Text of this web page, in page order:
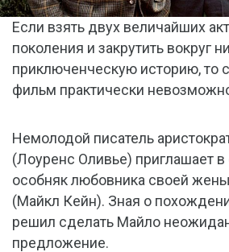
Если взять двух величайших
поколения и закрутить вокруг
приключенческую историю, то
фильм практически
Немолодой писатель
(Лоуренс Оливье) приглашает
особняк любовника своей
(Майкл Кейн). Зная о
решил сделать Майло
предложение.